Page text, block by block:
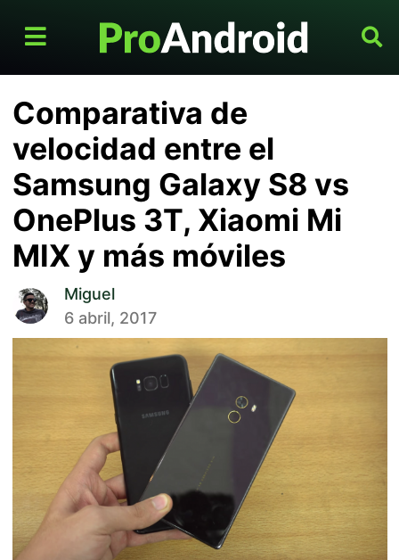
Comparativa de
velocidad entre el
Samsung Galaxy S8 vs
OnePlus 3T, Xiaomi Mi
MIX y más móviles
Miguel
6 abril, 2017